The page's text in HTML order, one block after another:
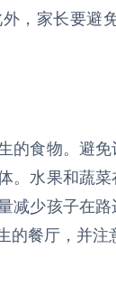
，家长要避
的食物。避
。水果和蔬
减少孩子在
餐厅，并注